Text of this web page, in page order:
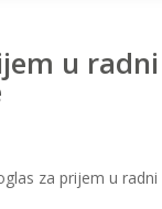
u
za prijem u